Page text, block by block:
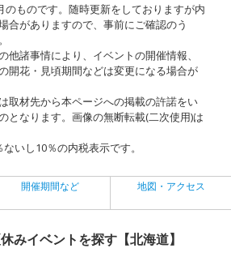
ものです。随時更新をしておりますが内
合がありますので、事前にご確認のう
諸事情により、イベントの開催情報、
開花・見頃期間などは変更になる場合が
取材先から本ページへの掲載の許諾をい
となります。画像の無断転載(二次使用)は
いし10％の内税表示です。
開催期間など 地図・アクセス
みイベントを探す【北海道】